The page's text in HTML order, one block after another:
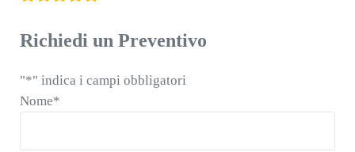
Richiedi un Preventivo
"*" indica i campi obbligatori
Nome*